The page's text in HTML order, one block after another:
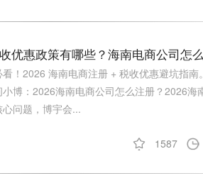
优惠政策有哪些？海南电商公司怎
！2026 海南电商注册 + 税收优惠避坑指
博：2026海南电商公司怎么注册？2026
问题，博宇会...
1587